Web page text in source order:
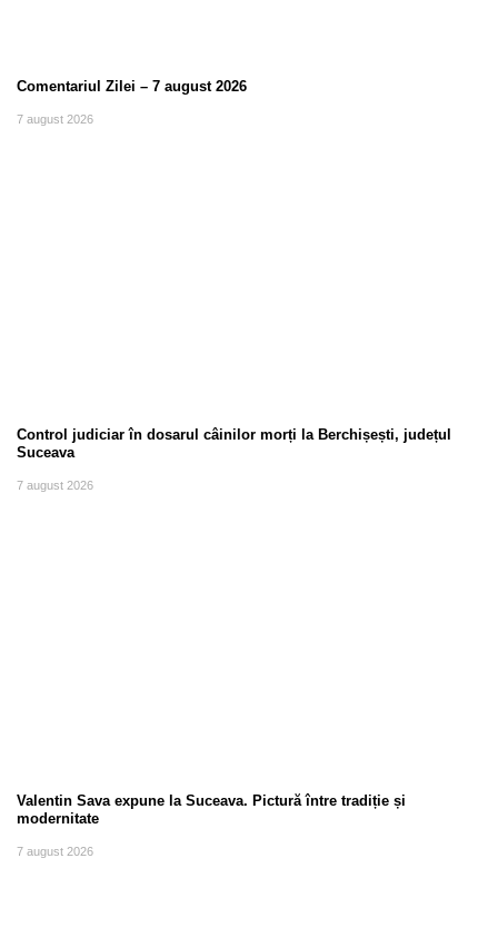
Comentariul Zilei – 7 august 2026
7 august 2026
Control judiciar în dosarul câinilor morți la Berchișești, județul
Suceava
7 august 2026
Valentin Sava expune la Suceava. Pictură între tradiție și
modernitate
7 august 2026